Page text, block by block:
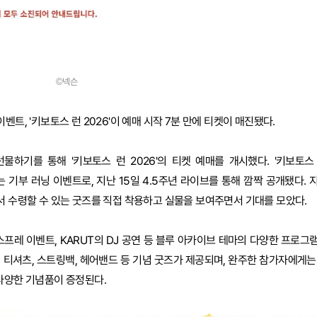
©넥슨
트, '키보토스 런 2026'이 예매 시작 7분 만에 티켓이 매진됐다.
하기를 통해 '키보토스 런 2026'의 티켓 예매를 개시했다. '키보토
기부 러닝 이벤트로, 지난 15일 4.5주년 라이브를 통해 깜짝 공개됐다.
령할 수 있는 굿즈를 직접 착용하고 실물을 보여주면서 기대를 모았다.
레 이벤트, KARUT의 DJ 공연 등 블루 아카이브 테마의 다양한 프로그
셔츠, 스트링백, 헤어밴드 등 기념 굿즈가 제공되며, 완주한 참가자에게
한 기념품이 증정된다.